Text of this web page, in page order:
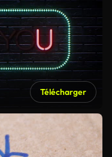
Télécharger